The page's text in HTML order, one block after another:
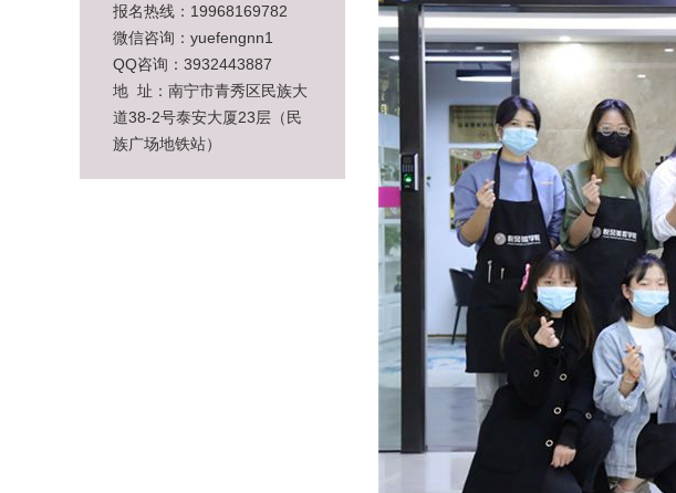
报名热线：19968169782
微信咨询：yuefengnn1
QQ咨询：3932443887
地 址：南宁市青秀区民族大
道38-2号泰安大厦23层（民
族广场地铁站）